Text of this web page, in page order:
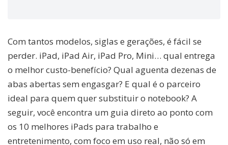
Com tantos modelos, siglas e gerações, é fácil se
perder. iPad, iPad Air, iPad Pro, Mini… qual entrega
o melhor custo-benefício? Qual aguenta dezenas de
abas abertas sem engasgar? E qual é o parceiro
ideal para quem quer substituir o notebook? A
seguir, você encontra um guia direto ao ponto com
os 10 melhores iPads para trabalho e
entretenimento, com foco em uso real, não só em